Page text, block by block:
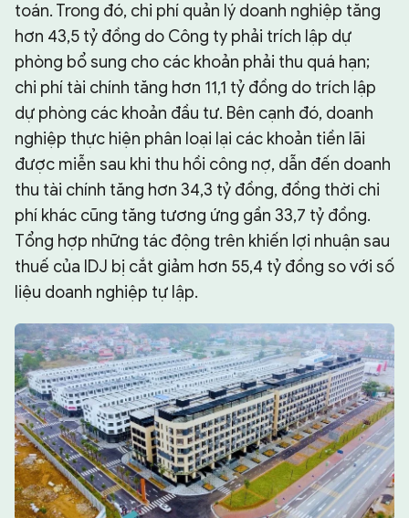
toán. Trong đó, chi phí quản lý doanh nghiệp tăng
hơn 43,5 tỷ đồng do Công ty phải trích lập dự
phòng bổ sung cho các khoản phải thu quá hạn;
chi phí tài chính tăng hơn 11,1 tỷ đồng do trích lập
dự phòng các khoản đầu tư. Bên cạnh đó, doanh
nghiệp thực hiện phân loại lại các khoản tiền lãi
được miễn sau khi thu hồi công nợ, dẫn đến doanh
thu tài chính tăng hơn 34,3 tỷ đồng, đồng thời chi
phí khác cũng tăng tương ứng gần 33,7 tỷ đồng.
Tổng hợp những tác động trên khiến lợi nhuận sau
thuế của IDJ bị cắt giảm hơn 55,4 tỷ đồng so với số
liệu doanh nghiệp tự lập.